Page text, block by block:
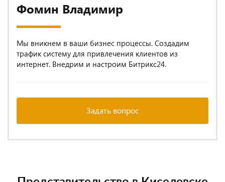
Фомин Владимир
Мы вникнем в ваши бизнес процессы. Создадим
трафик систему для привлечения клиентов из
интернет. Внедрим и настроим Битрикс24.
Задать вопрос